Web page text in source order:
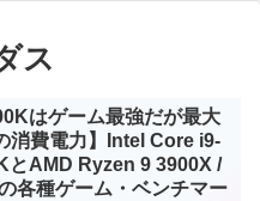
ス
はゲーム最強だが最大
消費電力】Intel Core i9-
とAMD Ryzen 9 3900X /
各種ゲーム・ベンチマー